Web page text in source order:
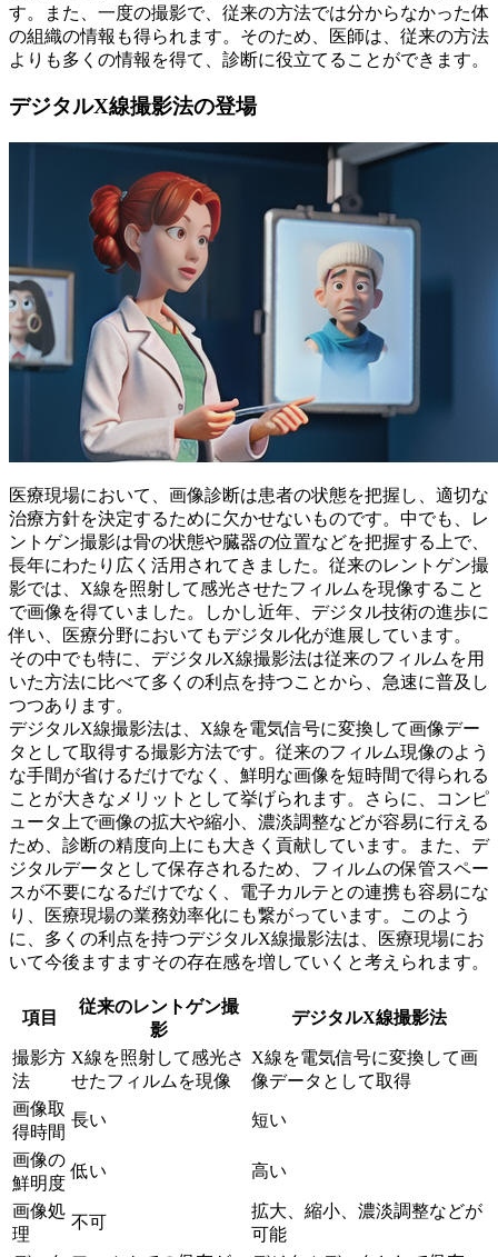
す。また、一度の撮影で、従来の方法では分からなかった体
の組織の情報も得られます。そのため、医師は、従来の方法
よりも多くの情報を得て、診断に役立てることができます。
デジタルX線撮影法の登場
医療現場において、画像診断は患者の状態を把握し、適切な
治療方針を決定するために欠かせないものです。中でも、レ
ントゲン撮影は骨の状態や臓器の位置などを把握する上で、
長年にわたり広く活用されてきました。従来のレントゲン撮
影では、X線を照射して感光させたフィルムを現像すること
で画像を得ていました。しかし近年、 デジタル技術の進歩に
伴い、医療分野においてもデジタル化が進展しています。
その中でも特に、デジタルX線撮影法は従来のフィルムを用
いた方法に比べて多くの利点を持つことから、急速に普及し
つつあります。
デジタルX線撮影法は、X線を電気信号に変換して画像デー
タとして取得する撮影方法です。従来のフィルム現像のよう
な手間が省けるだけでなく、 鮮明な画像を短時間で得られる
ことが大きなメリットとして挙げられます。さらに、コンピ
ュータ上で画像の拡大や縮小、濃淡調整などが容易に行える
ため、診断の精度向上にも大きく貢献しています。また、デ
ジタルデータとして保存されるため、フィルムの保管スペー
スが不要になるだけでなく、電子カルテとの連携も容易にな
り、医療現場の業務効率化にも繋がっています。このよう
に、多くの利点を持つデジタルX線撮影法は、医療現場にお
いて今後ますますその存在感を増していくと考えられます。
項目
従来のレントゲン撮
影
デジタルX線撮影法
撮影方
法
X線を照射して感光さ
せたフィルムを現像
X線を電気信号に変換して画
像データとして取得
画像取
得時間
長い 短い
画像の
鮮明度
低い 高い
画像処
理
不可
拡大、縮小、濃淡調整などが
可能